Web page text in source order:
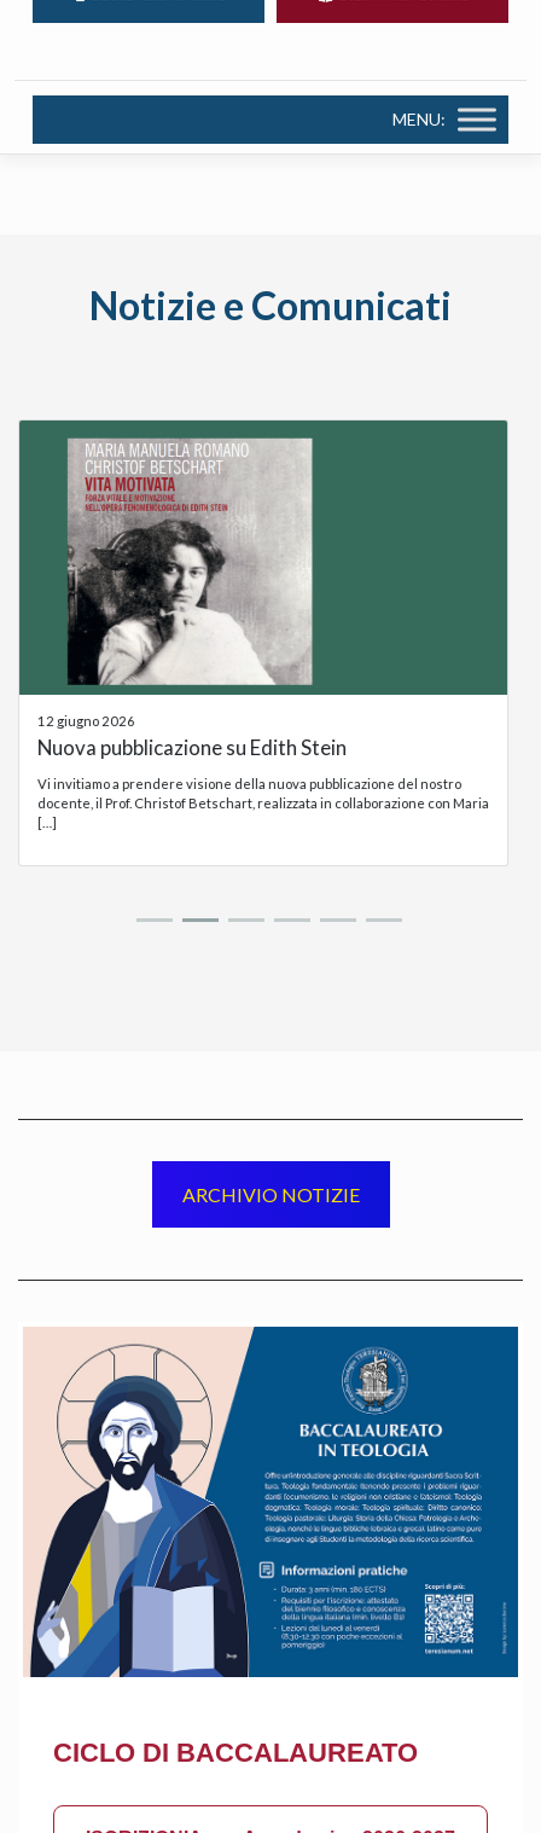
MENU:
Notizie e Comunicati
12 giugno 2026
Nuova pubblicazione su Edith Stein
Vi invitiamo a prendere visione della nuova pubblicazione del nostro
docente, il Prof. Christof Betschart, realizzata in collaborazione con Maria
[…]
ARCHIVIO NOTIZIE
CICLO DI BACCALAUREATO